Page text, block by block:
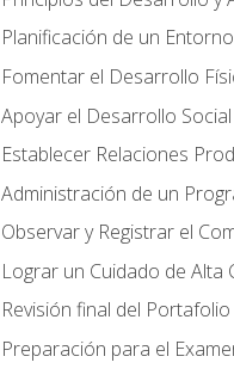
Planificación de un
Fomentar el Desarrollo
Apoyar el Desarrollo
Establecer Relaciones
Administración de un
Observar y Registrar el
Lograr un Cuidado de Alta
Revisión final del Portafolio
Preparación para el